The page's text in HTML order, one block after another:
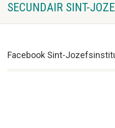
SECUNDAIR SINT-
Facebook Sint-